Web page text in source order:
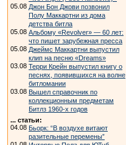
05.08 Джон Бон Джови позвонил
Полу Маккартни из дома
детства битла
05.08 Альбому «Revolver» — 60 лет:
что пишет зарубежная пресса
05.08 Джеймс Маккартни выпустил
клип на песню «Dreams»
03.08 Терри Крейн выпустил книгу о
песнях, появившихся на волне
битломании
03.08 Вышел справочник по
коллекционным предметам
Битлз 1960-х годов
... статьи:
04.08 Бьорк: “В воздухе витают
разительные перемены”